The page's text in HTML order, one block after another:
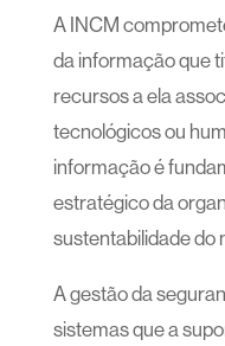
A INCM
da informação que
recursos a ela
tecnológicos ou
informação é
estratégico da
sustentabilidade do
A gestão da
sistemas que a